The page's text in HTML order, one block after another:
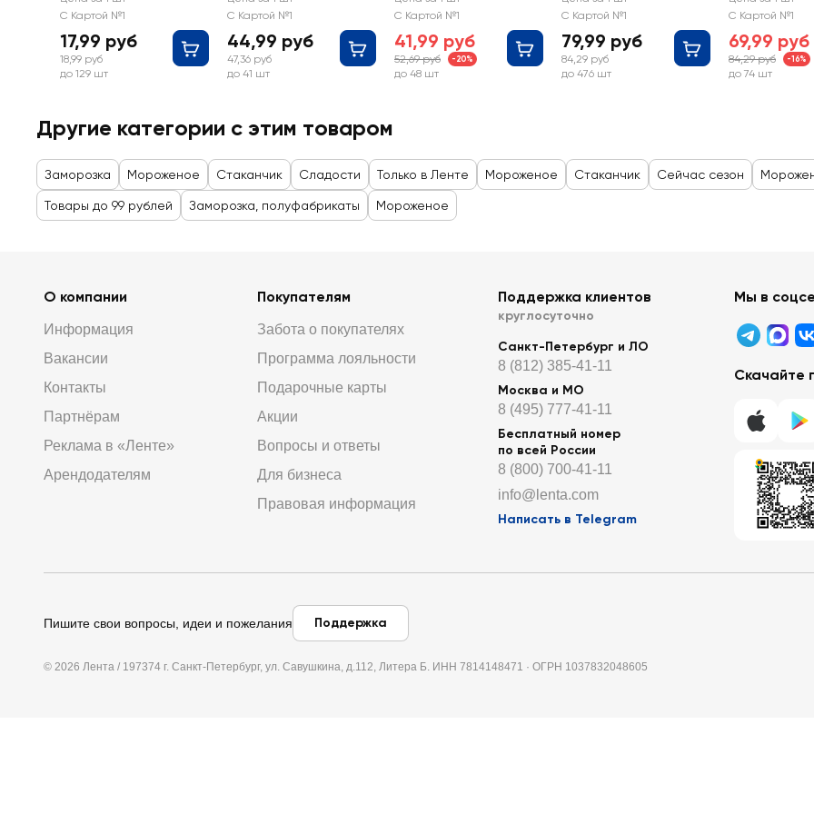
стаканчик 4%
С Картой №1
17,99 руб
18,99 руб
до 129 шт
вафельный
С Картой №1
44,99 руб
47,36 руб
до 41 шт
ванильное 7,5%, без
стаканчик
С Картой №1
41,99 руб
52,69 руб -20%
до 48 шт
змж, вафельный
С Картой №1
79,99 руб
84,29 руб
до 476 шт
ванильный
стаканчик
С Картой №1
69,99 руб
84,29 руб -16%
до 74 шт
Другие категории с этим товаром
Заморозка Мороженое Стаканчик Сладости Только в Ленте Мороженое Стаканчик Сейчас сезон
Товары до 99 рублей Заморозка, полуфабрикаты Мороженое
О компании
Информация
Вакансии
Контакты
Партнёрам
Реклама в «Ленте»
Арендодателям
Покупателям
Забота о покупателях
Программа лояльности
Подарочные карты
Акции
Вопросы и ответы
Для бизнеса
Правовая информация
Поддержка клиентов
круглосуточно
Санкт-Петербург и ЛО
8 (812) 385-41-11
Москва и МО
8 (495) 777-41-11
Бесплатный номер
по всей России
8 (800) 700-41-11
info@lenta.com
Написать в Telegram
Мы в
Скачайте
Пишите свои вопросы, идеи и пожелания Поддержка
© 2026 Лента / 197374 г. Санкт-Петербург, ул. Савушкина, д.112, Литера Б. ИНН 7814148471 · ОГРН 1037832048605